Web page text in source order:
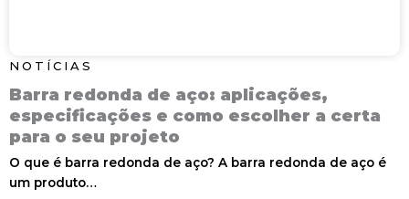
NOTÍCIAS
Barra redonda de aço: aplicações,
especificações e como escolher a certa
para o seu projeto
O que é barra redonda de aço? A barra redonda de aço é
um produto…